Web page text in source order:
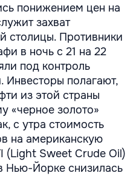
понижением цен на
захват
столицы. Противники
в ночь с 21 на 22
под контроль
Инвесторы полагают,
из этой страны
«черное золото»
с утра стоимость
на американскую
(Light Sweet Crude Oil)
Нью-Йорке снизилась